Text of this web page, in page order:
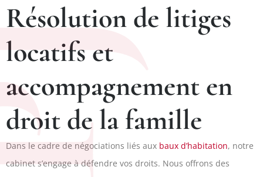
Résolution de litiges
locatifs et
accompagnement en
droit de la famille
Dans le cadre de négociations liés aux baux d’habitation, notre
cabinet s’engage à défendre vos droits. Nous offrons des